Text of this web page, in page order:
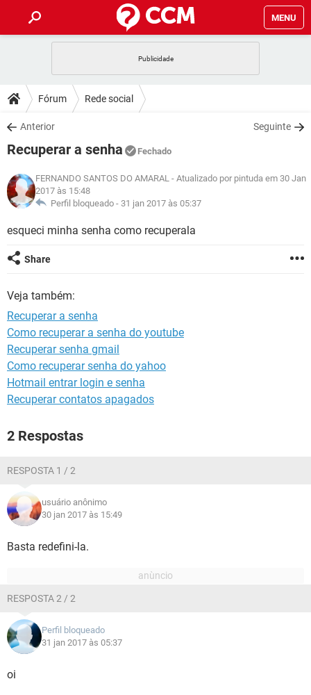
MENU
CELULAR
OUTLOOK
INSTAGRAM GMAIL
GUIA DE COMPRAS
DICAS
JOGOS
INSTAGRAM
GUIA DE COMPRAS
DOWNLOADS
JOGOS WHATSAPP
CELULAR FACEBOOK
OUTLOOK EXCEL
FÓRUM
JOGOS
CELULAR FACEBOOK
OUTLOOK EXCEL
INSTAGRAM
GLOSSÁRIO
INSTAGRAM
GUIA DE COMPRAS
Fórum Rede social
Anterior Seguinte
Recuperar a senha Fechado
FERNANDO SANTOS DO AMARAL - Atualizado por pintuda em 30 Jan
2017 às 15:48
Perfil bloqueado - 31 jan 2017 às 05:37
esqueci minha senha como recuperala
Share
Veja também:
Recuperar a senha
Como recuperar a senha do youtube
Recuperar senha gmail
Como recuperar senha do yahoo
Hotmail entrar login e senha
Recuperar contatos apagados
2 Respostas
RESPOSTA 1 / 2
usuário anônimo
30 jan 2017 às 15:49
Basta redefini-la.
RESPOSTA 2 / 2
Perfil bloqueado
31 jan 2017 às 05:37
oi